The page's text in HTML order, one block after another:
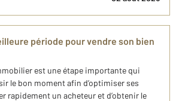
période pour vendre son bien
est une étape importante qui
le bon moment afin d’optimiser ses
rapidement un acheteur et d’obtenir le